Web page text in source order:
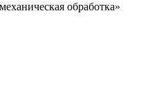
обработка»